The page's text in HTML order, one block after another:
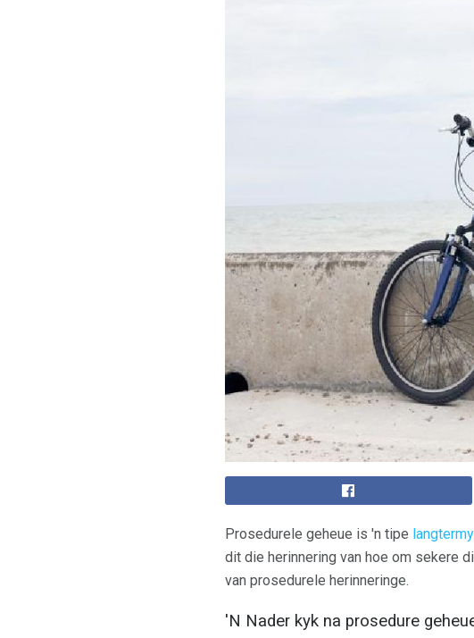
Prosedurele geheue is 'n tipe
dit die herinnering van hoe om sekere
van prosedurele herinneringe.
'N Nader kyk na prosedure